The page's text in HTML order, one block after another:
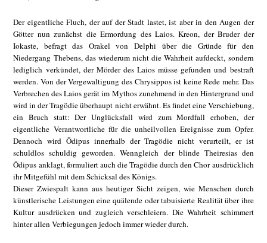
Der eigentliche Fluch, der auf der Stadt lastet, ist aber in den Augen der
Götter nun zunächst die Ermordung des Laios. Kreon, der Bruder der
Iokaste, befragt das Orakel von Delphi über die Gründe für den
Niedergang Thebens, das wiederum nicht die Wahrheit aufdeckt, sondern
lediglich verkündet, der Mörder des Laios müsse gefunden und bestraft
werden. Von der Vergewaltigung des Chrysippos ist keine Rede mehr. Das
Verbrechen des Laios gerät im Mythos zunehmend in den Hintergrund und
wird in der Tragödie überhaupt nicht erwähnt. Es findet eine Verschiebung,
ein Bruch statt: Der Unglücksfall wird zum Mordfall erhoben, der
eigentliche Verantwortliche für die unheilvollen Ereignisse zum Opfer.
Dennoch wird Ödipus innerhalb der Tragödie nicht verurteilt, er ist
schuldlos schuldig geworden. Wenngleich der blinde Theiresias den
Ödipus anklagt, formuliert auch die Tragödie durch den Chor ausdrücklich
ihr Mitgefühl mit dem Schicksal des Königs.
Dieser Zwiespalt kann aus heutiger Sicht zeigen, wie Menschen durch
künstlerische Leistungen eine quälende oder tabuisierte Realität über ihre
Kultur ausdrücken und zugleich verschleiern. Die Wahrheit schimmert
hinter allen Verbiegungen jedoch immer wieder durch.